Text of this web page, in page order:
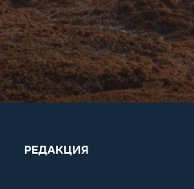
РЕДАКЦИЯ